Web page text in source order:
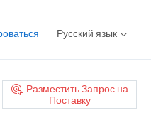
Русский язык
Разместить Запрос на
Поставку